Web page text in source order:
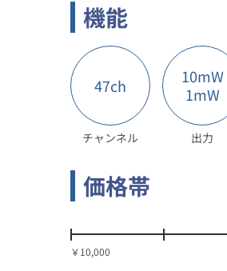
機能
47ch
チャンネル
10mW
1mW
出力
価格帯
￥10,000